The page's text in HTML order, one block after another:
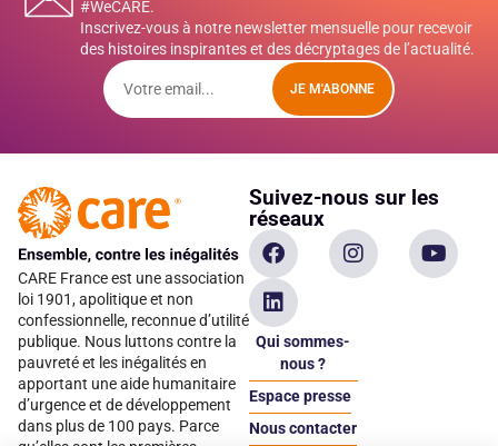
#WeCARE.
Inscrivez-vous à notre newsletter mensuelle pour recevoir
des histoires inspirantes et des décryptages de l’actualité.
JE M'ABONNE
CARE France est une association
loi 1901, apolitique et non
confessionnelle, reconnue d’utilité
publique. Nous luttons contre la
pauvreté et les inégalités en
apportant une aide humanitaire
d’urgence et de développement
dans plus de 100 pays. Parce
Suivez-nous sur les
réseaux
Qui sommes-
nous ?
Espace presse
Nous contacter